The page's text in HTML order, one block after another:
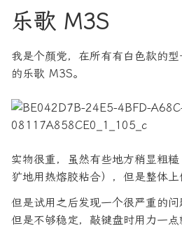
乐歌 M3S
我是个颜党，在所有有白色款的
的乐歌 M3S。
实物很重，虽然有些地方稍显粗
犷地用热熔胶粘合），但是整体上
但是试用之后发现一个很严重的问
但是不够稳定，敲键盘时用力一点